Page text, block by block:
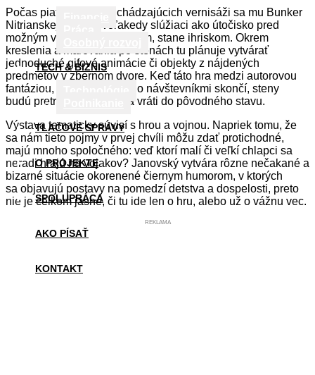
TECH & BIZNIS
TLAČOVÉ SPRÁVY
O PROJEKTE
SPOLUPRÁCA
AKO PÍSAŤ
KONTAKT
Počas piatich dní predchádzajúcich vernisáži sa mu Bunker
Nitrianskej galérie, voľakedy slúžiaci ako útočisko pred
možným vojnovým konfliktom, stane ihriskom. Okrem
kreslenia a maľovania po stenách tu plánuje vytvárať
jednoduché gifové animácie či objekty z nájdených
predmetov v zbernom dvore. Keď táto hra medzi autorovou
fantáziou, priestorom a jeho návštevníkmi skončí, steny
budú pretreté a Bunker sa vráti do pôvodného stavu.
Výstava tematicky súvisí s hrou a vojnou. Napriek tomu, že
sa nám tieto pojmy v prvej chvíli môžu zdať protichodné,
majú mnoho spoločného: veď ktorí malí či veľkí chlapci sa
neradi hrajú na vojakov? Janovský vytvára rôzne nečakané a
bizarné situácie okorenené čiernym humorom, v ktorých
sa objavujú postavy na pomedzí detstva a dospelosti, preto
nie je celkom jasné, či tu ide len o hru, alebo už o vážnu vec.
REKLAMA